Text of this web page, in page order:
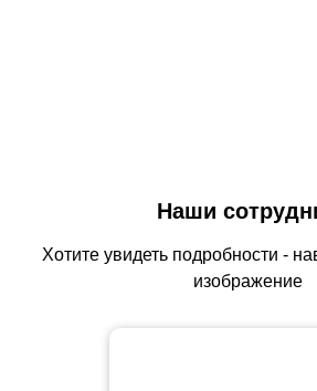
Наши
Хотите увидеть подробности -
изображение